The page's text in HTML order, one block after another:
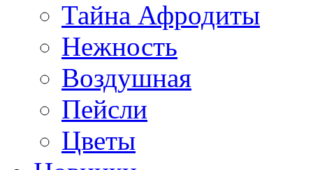
Тайна Афродиты
Нежность
Воздушная
Пейсли
Цветы